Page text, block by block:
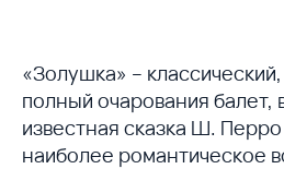
«Золушка» –
полный очарования балет,
известная сказка Ш.
наиболее романтическое